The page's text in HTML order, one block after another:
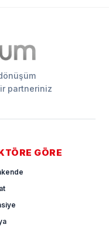
partneriniz
GÖRE